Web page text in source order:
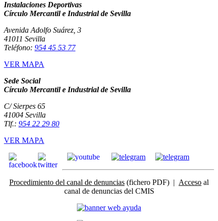
Instalaciones Deportivas
Círculo Mercantil e Industrial de Sevilla
Avenida Adolfo Suárez, 3
41011 Sevilla
Teléfono: 954 45 53 77
VER MAPA
Sede Social
Círculo Mercantil e Industrial de Sevilla
C/ Sierpes 65
41004 Sevilla
Tlf.: 954 22 29 80
VER MAPA
Procedimiento del canal de denuncias (fichero PDF) | Acceso al
canal de denuncias del CMIS